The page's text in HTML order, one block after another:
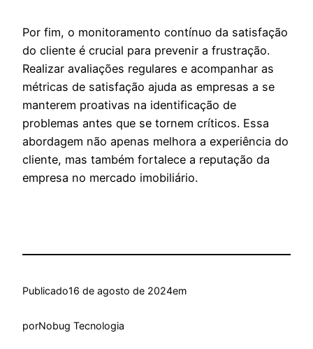
Por fim, o monitoramento contínuo da satisfação
do cliente é crucial para prevenir a frustração.
Realizar avaliações regulares e acompanhar as
métricas de satisfação ajuda as empresas a se
manterem proativas na identificação de
problemas antes que se tornem críticos. Essa
abordagem não apenas melhora a experiência do
cliente, mas também fortalece a reputação da
empresa no mercado imobiliário.
Publicado16 de agosto de 2024em
porNobug Tecnologia